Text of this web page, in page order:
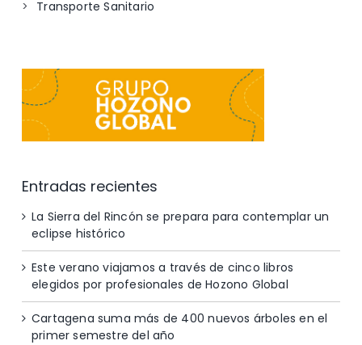
Transporte Sanitario
Entradas recientes
La Sierra del Rincón se prepara para contemplar un
eclipse histórico
Este verano viajamos a través de cinco libros
elegidos por profesionales de Hozono Global
Cartagena suma más de 400 nuevos árboles en el
primer semestre del año